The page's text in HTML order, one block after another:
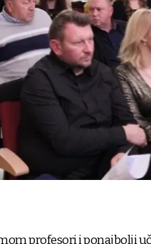
profesori i ponajbolji